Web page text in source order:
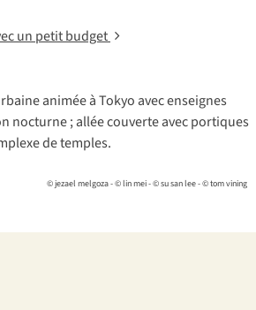
un petit budget
© jezael melgoza - © lin mei - © su san lee - © tom vining